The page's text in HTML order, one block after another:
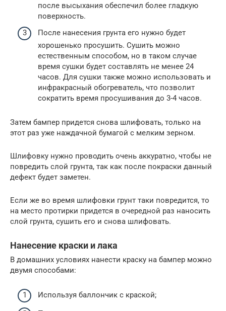
после высыхания обеспечил более гладкую
поверхность.
После нанесения грунта его нужно будет
хорошенько просушить. Сушить можно
естественным способом, но в таком случае
время сушки будет составлять не менее 24
часов. Для сушки также можно использовать и
инфракрасный обогреватель, что позволит
сократить время просушивания до 3-4 часов.
Затем бампер придется снова шлифовать, только на
этот раз уже наждачной бумагой с мелким зерном.
Шлифовку нужно проводить очень аккуратно, чтобы не
повредить слой грунта, так как после покраски данный
дефект будет заметен.
Если же во время шлифовки грунт таки повредится, то
на место протирки придется в очередной раз наносить
слой грунта, сушить его и снова шлифовать.
Нанесение краски и лака
В домашних условиях нанести краску на бампер можно
двумя способами:
Используя баллончик с краской;